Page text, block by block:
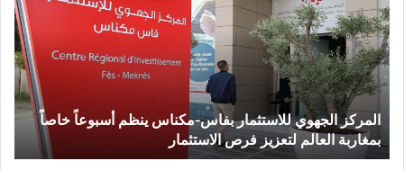
ينظم أسبوعاً خاصاً
ا
ة
ش
ث
ر
ط
وفاة شخص إثر طعنة بالسلاح الأبيض
تازة.. ومطالب بتعزيز الأمن